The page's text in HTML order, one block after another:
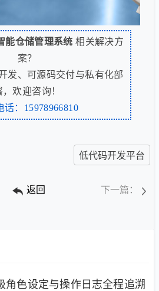
能仓储管理系统 相关解决方
案？
发、可源码交付与私有化部
，欢迎咨询！
话：15978966810
低代码开发平台
返回 下一篇：
角色设定与操作日志全程追溯